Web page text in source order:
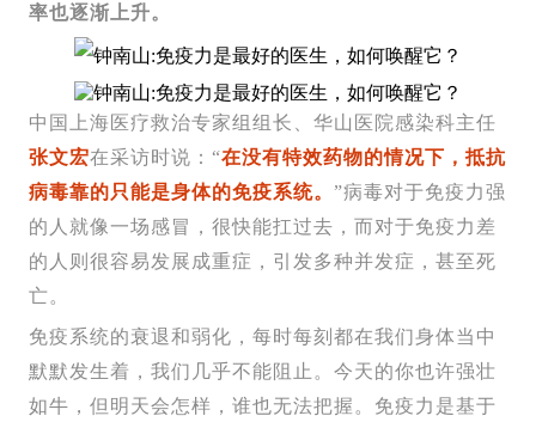
率也逐渐上升。
中国上海医疗救治专家组组长、华山医院感染科主任
张文宏在采访时说：“在没有特效药物的情况下，抵抗
病毒靠的只能是身体的免疫系统。 ”病毒对于免疫力强
的人就像一场感冒，很快能扛过去，而对于免疫力差
的人则很容易发展成重症，引发多种并发症，甚至死
亡。
免疫系统的衰退和弱化，每时每刻都在我们身体当中
默默发生着，我们几乎不能阻止。今天的你也许强壮
如牛，但明天会怎样，谁也无法把握。免疫力是基于